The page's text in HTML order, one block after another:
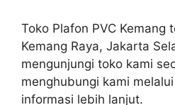
Toko Plafon PVC Kemang
Kemang Raya, Jakarta
mengunjungi toko kami
menghubungi kami
informasi lebih lanjut.